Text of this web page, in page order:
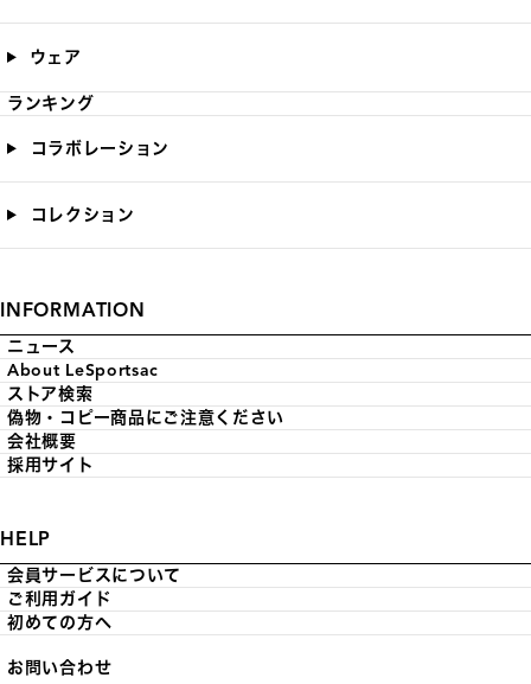
ウェア
ランキング
コラボレーション
コレクション
INFORMATION
ニュース
About LeSportsac
ストア検索
偽物・コピー商品にご注意ください
会社概要
採用サイト
HELP
会員サービスについて
ご利用ガイド
初めての方へ
お問い合わせ